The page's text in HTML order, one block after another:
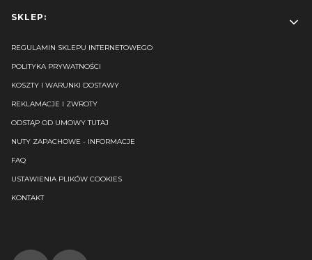
SKLEP:
REGULAMIN SKLEPU INTERNETOWEGO
POLITYKA PRYWATNOŚCI
KOSZTY I WARUNKI DOSTAWY
REKLAMACJE I ZWROTY
ODSTĄP OD UMOWY TUTAJ
NUTY ZAPACHOWE - INFORMACJE
FAQ
USTAWIENIA PLIKÓW COOKIES
KONTAKT